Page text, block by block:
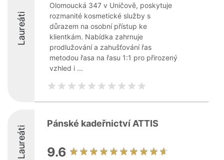
Laureáti
Olomoucká 347 v Uničově, poskytuje
rozmanité kosmetické služby s
důrazem na osobní přístup ke
klientkám. Nabídka zahrnuje
prodlužování a zahušťování řas
metodou řasa na řasu 1:1 pro přirozený
vzhled i ...
Laureáti
Pánské kadeřnictví ATTIS
9.6